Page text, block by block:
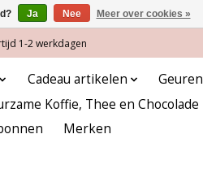
1-2 werkdagen
Cadeau artikelen Geuren
Koffie, Thee en Chocolade
Merken
Ja Nee Meer over cookies »